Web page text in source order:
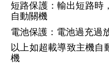
短路保護：輸出短路時
自動關機
電池保護：電池過充過
以上如超載導致主機自
機